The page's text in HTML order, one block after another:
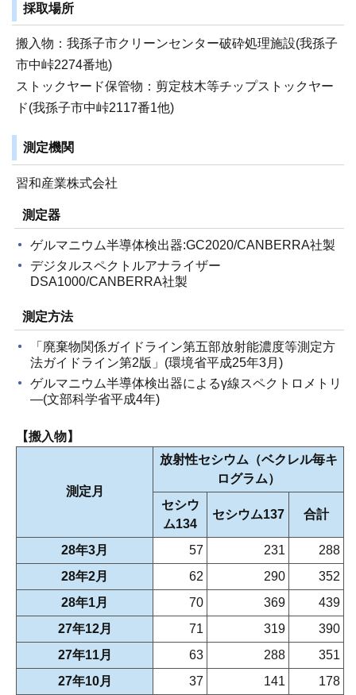
採取場所
搬入物：我孫子市クリーンセンター破砕処理施設(我孫子
市中峠2274番地)
ストックヤード保管物：剪定枝木等チップストックヤー
ド(我孫子市中峠2117番1他)
測定機関
習和産業株式会社
測定器
ゲルマニウム半導体検出器:GC2020/CANBERRA社製
デジタルスペクトルアナライザー
DSA1000/CANBERRA社製
測定方法
「廃棄物関係ガイドライン第五部放射能濃度等測定方
法ガイドライン第2版」(環境省平成25年3月)
ゲルマニウム半導体検出器によるγ線スペクトロメトリ
―(文部科学省平成4年)
【搬入物】
測定月
放射性セシウム（ベクレル毎キ
ログラム）
セシウ
ム134
セシウム137 合計
28年3月 57 231
288
28年2月
62 290
352
28年1月
70 369
439
27年12月
71 319
390
27年11月
63 288
351
27年10月
37 141
178